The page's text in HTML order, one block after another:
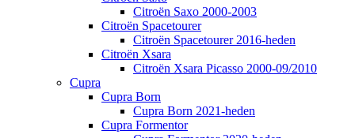
Citroën Saxo 2000-2003
Citroën Spacetourer
Citroën Spacetourer 2016-heden
Citroën Xsara
Citroën Xsara Picasso 2000-09/2010
Cupra
Cupra Born
Cupra Born 2021-heden
Cupra Formentor